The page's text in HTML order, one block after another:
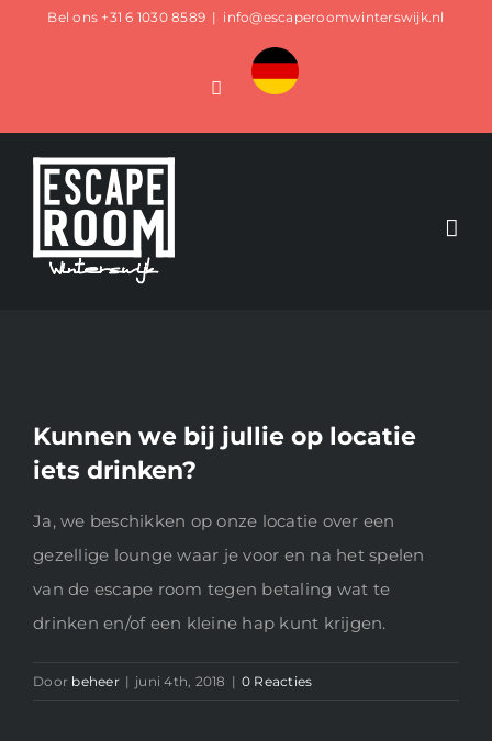
Bel ons +31 6 1030 8589 | info@escaperoomwinterswijk.nl
Facebook
Custom
Kunnen we bij jullie op locatie
iets drinken?
Ja, we beschikken op onze locatie over een
gezellige lounge waar je voor en na het spelen
van de escape room tegen betaling wat te
drinken en/of een kleine hap kunt krijgen.
Door beheer | juni 4th, 2018 | 0 Reacties